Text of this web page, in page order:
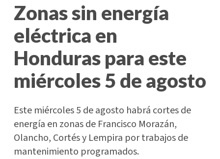
Zonas sin energía
eléctrica en
Honduras para este
miércoles 5 de agosto
Este miércoles 5 de agosto habrá cortes de
energía en zonas de Francisco Morazán,
Olancho, Cortés y Lempira por trabajos de
mantenimiento programados.